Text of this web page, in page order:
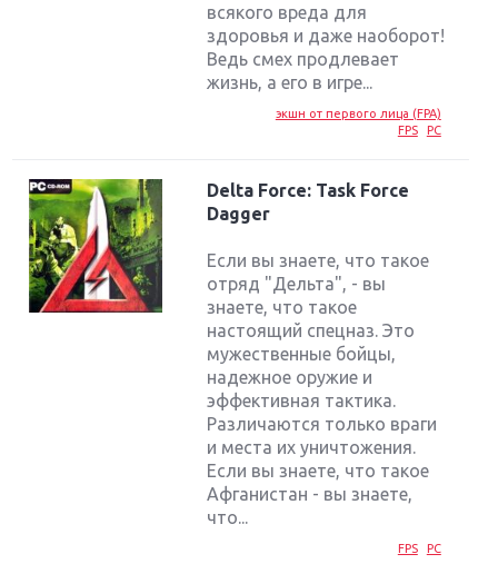
всякого вреда для
здоровья и даже наоборот!
Ведь смех продлевает
жизнь, а его в игре...
экшн от первого лица (FPA)
FPS
PC
Delta Force: Task Force
Dagger
Если вы знаете, что такое
отряд "Дельта", - вы
знаете, что такое
настоящий спецназ. Это
мужественные бойцы,
надежное оружие и
эффективная тактика.
Различаются только враги
и места их уничтожения.
Если вы знаете, что такое
Афганистан - вы знаете,
что...
FPS PC